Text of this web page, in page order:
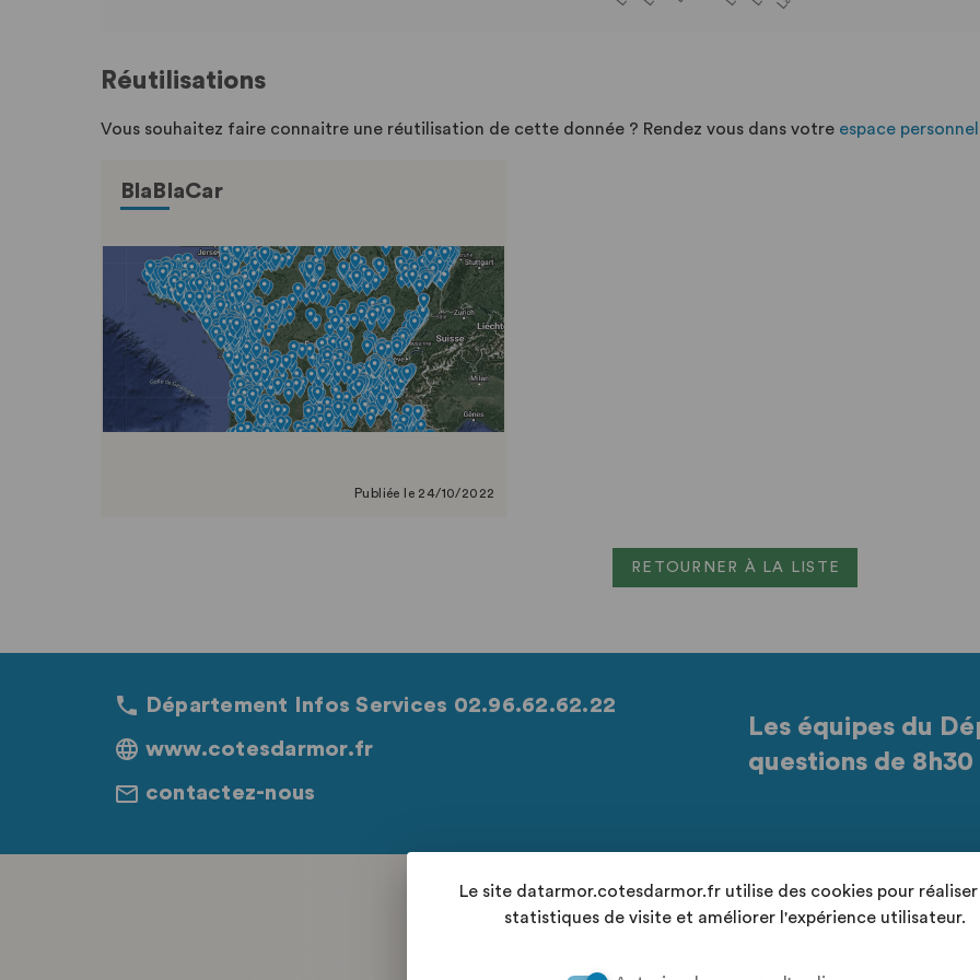
Réutilisations
Vous souhaitez faire connaitre une réutilisation de cette donnée ? Rendez vous dans votre espace personnel
BlaBlaCar
Publiée le 24/10/2022
RETOURNER À LA LISTE
Département Infos Services 02.96.62.62.22
www.cotesdarmor.fr
contactez-nous
Les équipes du
questions de
Retrouvez-nous sur les réseaux sociaux
Le site datarmor.cotesdarmor.fr utilise des cookies pour réaliser
statistiques de visite et améliorer l'expérience utilisateur.